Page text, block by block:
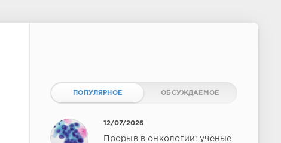
ПОПУЛЯРНОЕ ОБСУЖДАЕМОЕ
12/07/2026
Прорыв в онкологии: ученые